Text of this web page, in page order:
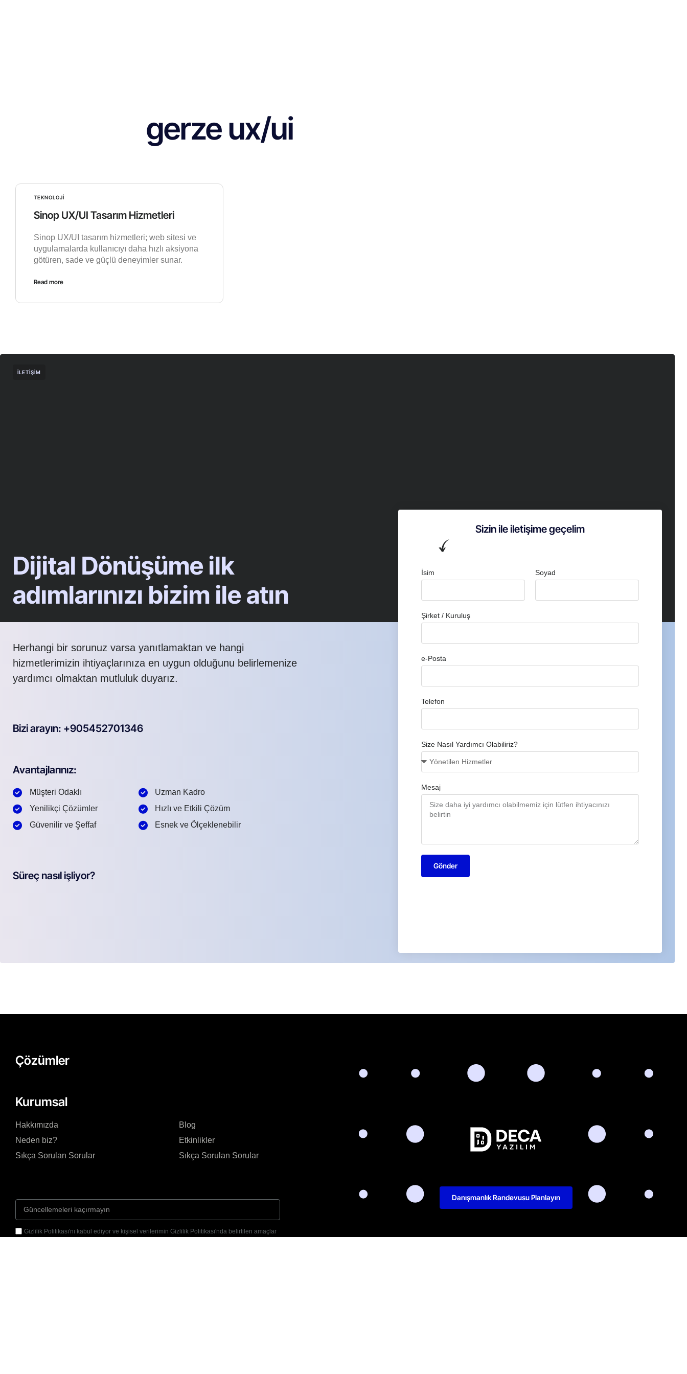
gerze ux/ui
TEKNOLOJI
Sinop UX/UI Tasarım Hizmetleri
Sinop UX/UI tasarım hizmetleri; web sitesi ve
uygulamalarda kullanıcıyı daha hızlı aksiyona
götüren, sade ve güçlü deneyimler sunar.
Read more
İLETIŞIM
Dijital Dönüşüme ilk
adımlarınızı bizim ile atın
Herhangi bir sorunuz varsa yanıtlamaktan ve hangi
hizmetlerimizin ihtiyaçlarınıza en uygun olduğunu belirlemenize
yardımcı olmaktan mutluluk duyarız.
Bizi arayın: +905452701346
Avantajlarınız:
Müşteri Odaklı
Yenilikçi Çözümler
Güvenilir ve Şeffaf
Uzman Kadro
Hızlı ve Etkili Çözüm
Esnek ve Ölçeklenebilir
Süreç nasıl işliyor?
Sizin ile iletişime geçelim
İsim Soyad
Şirket / Kuruluş
e-Posta
Telefon
Size Nasıl Yardımcı Olabiliriz?
Mesaj
Gönder
Çözümler
Kurumsal
Hakkımızda
Neden biz?
Sıkça Sorulan Sorular
Blog
Etkinlikler
Sıkça Sorulan Sorular
Gizlilik Politikası'nı kabul ediyor ve kişisel verilerimin Gizlilik Politikası'nda belirtilen amaçlar
Danışmanlık Randevusu Planlayın